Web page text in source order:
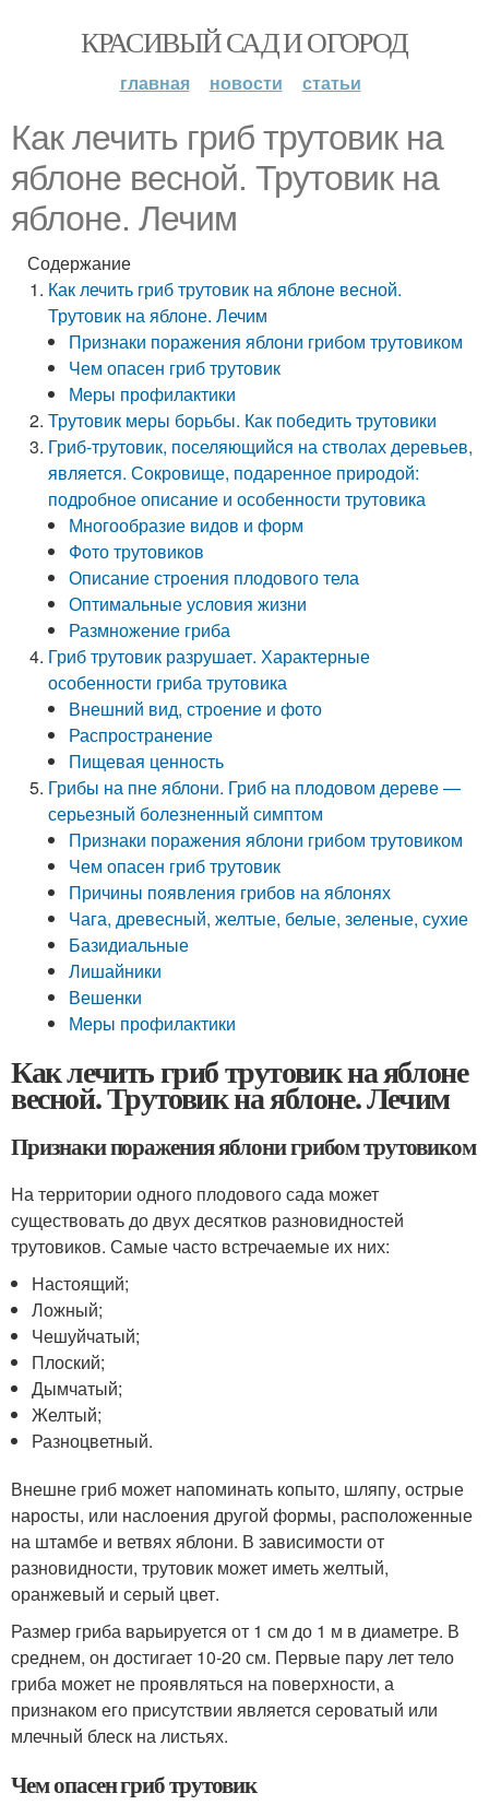
КРАСИВЫЙ САД И ОГОРОД
главная новости статьи
Как лечить гриб трутовик на
яблоне весной. Трутовик на
яблоне. Лечим
Содержание
Как лечить гриб трутовик на яблоне весной.
Трутовик на яблоне. Лечим
Признаки поражения яблони грибом трутовиком
Чем опасен гриб трутовик
Меры профилактики
Трутовик меры борьбы. Как победить трутовики
Гриб-трутовик, поселяющийся на стволах деревьев,
является. Сокровище, подаренное природой:
подробное описание и особенности трутовика
Многообразие видов и форм
Фото трутовиков
Описание строения плодового тела
Оптимальные условия жизни
Размножение гриба
Гриб трутовик разрушает. Характерные
особенности гриба трутовика
Внешний вид, строение и фото
Распространение
Пищевая ценность
Грибы на пне яблони. Гриб на плодовом дереве —
серьезный болезненный симптом
Признаки поражения яблони грибом трутовиком
Чем опасен гриб трутовик
Причины появления грибов на яблонях
Чага, древесный, желтые, белые, зеленые, сухие
Базидиальные
Лишайники
Вешенки
Меры профилактики
Как лечить гриб трутовик на яблоне
весной. Трутовик на яблоне. Лечим
Признаки поражения яблони грибом трутовиком
На территории одного плодового сада может
существовать до двух десятков разновидностей
трутовиков. Самые часто встречаемые их них:
Настоящий;
Ложный;
Чешуйчатый;
Плоский;
Дымчатый;
Желтый;
Разноцветный.
Внешне гриб может напоминать копыто, шляпу, острые
наросты, или наслоения другой формы, расположенные
на штамбе и ветвях яблони. В зависимости от
разновидности, трутовик может иметь желтый,
оранжевый и серый цвет.
Размер гриба варьируется от 1 см до 1 м в диаметре. В
среднем, он достигает 10-20 см. Первые пару лет тело
гриба может не проявляться на поверхности, а
признаком его присутствии является сероватый или
млечный блеск на листьях.
Чем опасен гриб трутовик